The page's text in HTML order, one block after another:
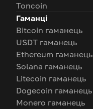
Toncoin
Гаманці
Bitcoin гаманець
USDT гаманець
Ethereum гаманець
Solana гаманець
Litecoin гаманець
Dogecoin гаманець
Monero гаманець